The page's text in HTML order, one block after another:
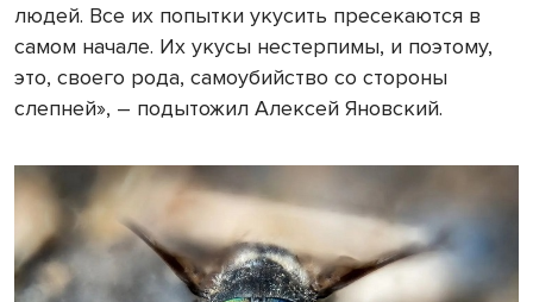
людей. Все их попытки укусить пресекаются в
самом начале. Их укусы нестерпимы, и поэтому,
это, своего рода, самоубийство со стороны
слепней», – подытожил Алексей Яновский.